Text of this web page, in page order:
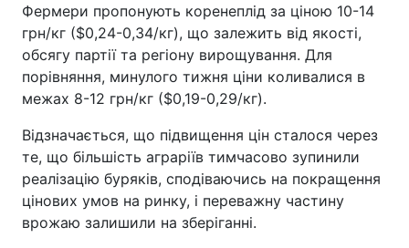
Фермери пропонують коренеплід за ціною 10-14
грн/кг ($0,24-0,34/кг), що залежить від якості,
обсягу партії та регіону вирощування. Для
порівняння, минулого тижня ціни коливалися в
межах 8-12 грн/кг ($0,19-0,29/кг).
Відзначається, що підвищення цін сталося через
те, що більшість аграріїв тимчасово зупинили
реалізацію буряків, сподіваючись на покращення
цінових умов на ринку, і переважну частину
врожаю залишили на зберіганні.